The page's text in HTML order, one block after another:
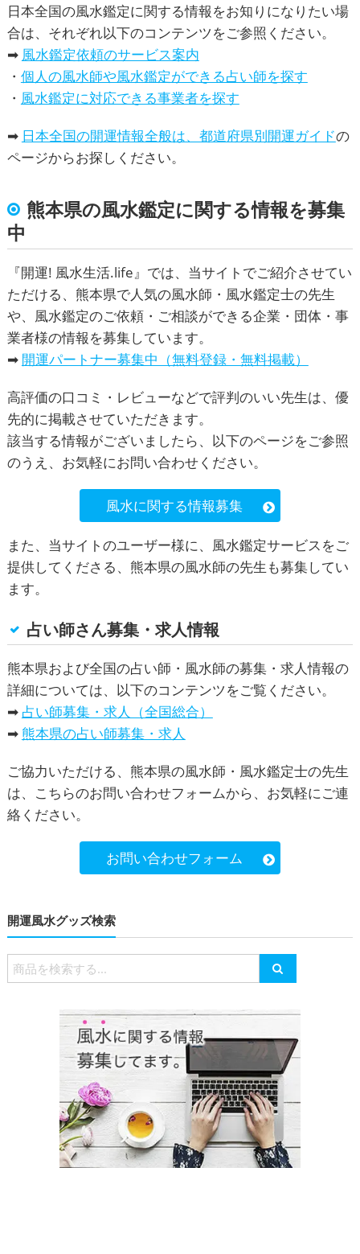
日本全国の風水鑑定に関する情報をお知りになりたい場
合は、それぞれ以下のコンテンツをご参照ください。
➡ 風水鑑定依頼のサービス案内
・ 個人の風水師や風水鑑定ができる占い師を探す
・ 風水鑑定に対応できる事業者を探す
➡ 日本全国の開運情報全般は、都道府県別開運ガイドの
ページからお探しください。
熊本県の風水鑑定に関する情報を募集
中
『開運! 風水生活.life』では、当サイトでご紹介させてい
ただける、 熊本県で人気の風水師・風水鑑定士の先生
や、 風水鑑定のご依頼・ご相談ができる企業・団体・事
業者様の情報を募集しています。
➡ 開運パートナー募集中（無料登録・無料掲載）
高評価の口コミ・レビューなどで評判のいい先生は、優
先的に掲載させていただきます。
該当する情報がございましたら、以下のページをご参照
のうえ、お気軽にお問い合わせください。
風水に関する情報募集
また、当サイトのユーザー様に、風水鑑定サービスをご
提供してくださる、熊本県の風水師の先生も募集してい
ます。
占い師さん募集・求人情報
熊本県および全国の占い師・風水師の募集・求人情報の
詳細については、以下のコンテンツをご覧ください。
➡ 占い師募集・求人（全国総合）
➡熊本県の占い師募集・求人
ご協力いただける、熊本県の風水師・風水鑑定士の先生
は、こちらのお問い合わせフォームから、お気軽にご連
絡ください。
お問い合わせフォーム
開運風水グッズ検索
検
索